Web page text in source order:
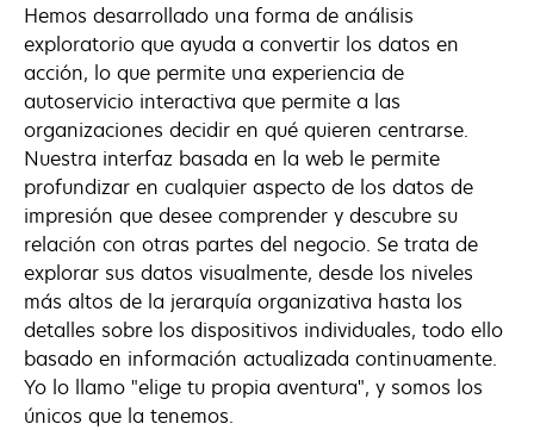
Hemos desarrollado una forma de análisis
exploratorio que ayuda a convertir los datos en
acción, lo que permite una experiencia de
autoservicio interactiva que permite a las
organizaciones decidir en qué quieren centrarse.
Nuestra interfaz basada en la web le permite
profundizar en cualquier aspecto de los datos de
impresión que desee comprender y descubre su
relación con otras partes del negocio. Se trata de
explorar sus datos visualmente, desde los niveles
más altos de la jerarquía organizativa hasta los
detalles sobre los dispositivos individuales, todo ello
basado en información actualizada continuamente.
Yo lo llamo "elige tu propia aventura", y somos los
únicos que la tenemos.